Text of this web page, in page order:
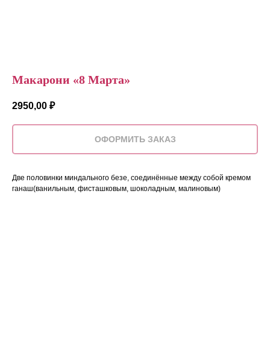
Макарони «8 Марта»
2950,00 ₽
ОФОРМИТЬ ЗАКАЗ
Две половинки миндального безе, соединённые между собой кремом
ганаш(ванильным, фисташковым, шоколадным, малиновым)